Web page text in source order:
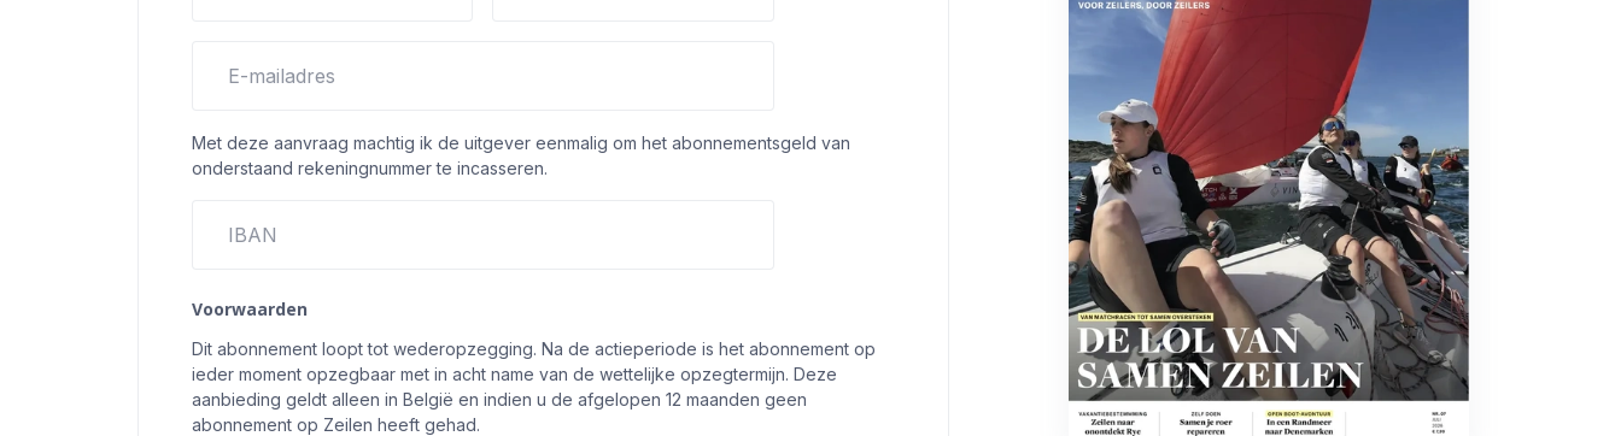
E-mailadres
Met deze aanvraag machtig ik de uitgever eenmalig om het abonnementsgeld van
onderstaand rekeningnummer te incasseren.
IBAN
Voorwaarden
Dit abonnement loopt tot wederopzegging. Na de actieperiode is het abonnement op
ieder moment opzegbaar met in acht name van de wettelijke opzegtermijn. Deze
aanbieding geldt alleen in België en indien u de afgelopen 12 maanden geen
abonnement op Zeilen heeft gehad.